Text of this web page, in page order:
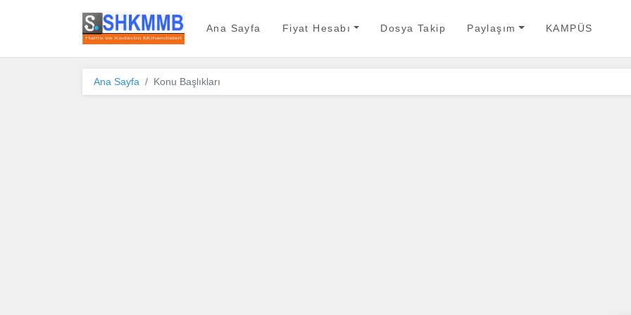
SHKMMB
Ana Sayfa Fiyat Hesabı Dosya Takip Paylaşım KAMPÜS
Ana Sayfa Konu Başlıkları